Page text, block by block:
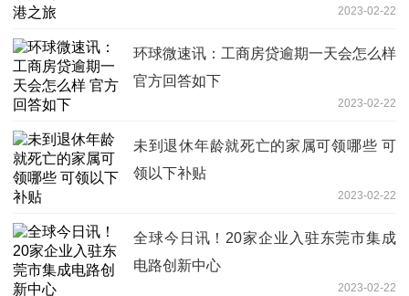
2023-02-22
环球微速讯：工商房贷逾期一天会怎么样
官方回答如下
2023-02-22
未到退休年龄就死亡的家属可领哪些 可
领以下补贴
2023-02-22
全球今日讯！20家企业入驻东莞市集成
电路创新中心
2023-02-22